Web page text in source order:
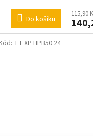
Do košíku
115,90
TT XP HPB50 24